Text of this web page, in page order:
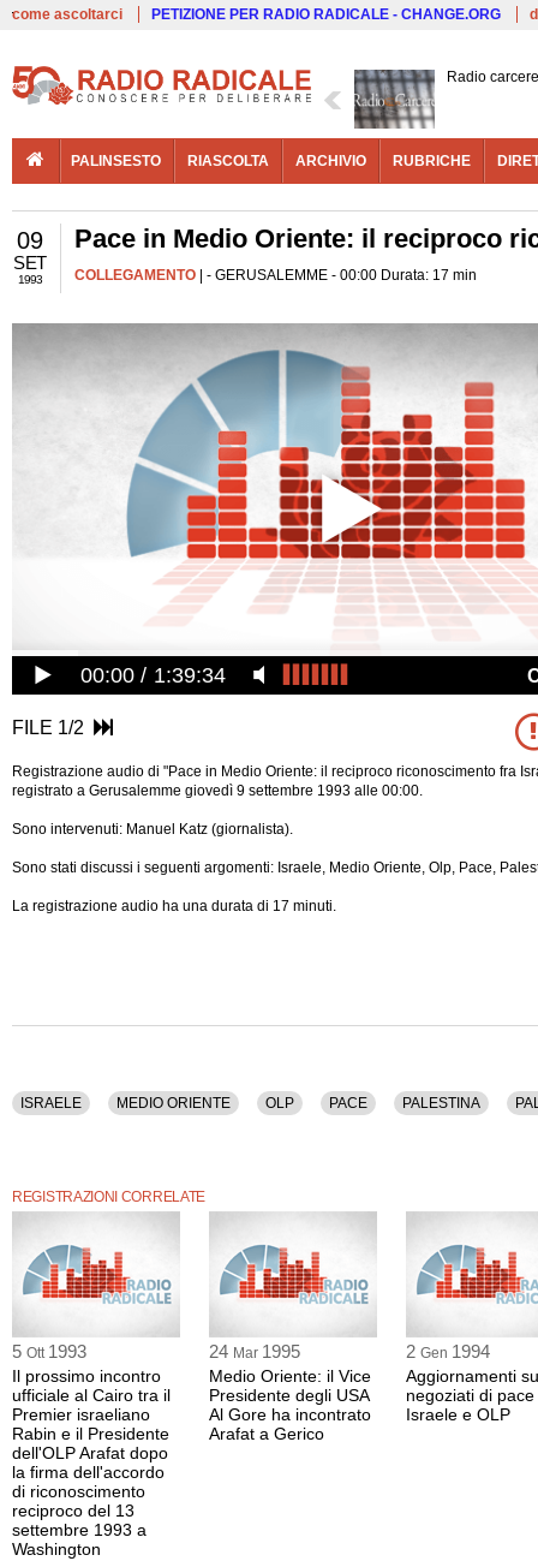
come ascoltarci PETIZIONE PER RADIO RADICALE - CHANGE.ORG
Radio carcere
PALINSESTO RIASCOLTA ARCHIVIO RUBRICHE
09
SET
1993
Pace in Medio Oriente: il reciproco
COLLEGAMENTO | - GERUSALEMME - 00:00 Durata: 17 min
00:00 1:39:34
FILE 1/2
Registrazione audio di "Pace in Medio Oriente: il reciproco riconoscimento fra
registrato a Gerusalemme giovedì 9 settembre 1993 alle 00:00.
Sono intervenuti: Manuel Katz (giornalista).
Sono stati discussi i seguenti argomenti: Israele, Medio Oriente, Olp, Pace,
La registrazione audio ha una durata di 17 minuti.
ISRAELE MEDIO ORIENTE OLP PACE PALESTINA
REGISTRAZIONI CORRELATE
5 Ott 1993
Il prossimo incontro
ufficiale al Cairo tra il
Premier israeliano
Rabin e il Presidente
dell'OLP Arafat dopo
la firma dell'accordo
di riconoscimento
reciproco del 13
settembre 1993 a
Washington
24 Mar 1995
Medio Oriente: il Vice
Presidente degli USA
Al Gore ha incontrato
Arafat a Gerico
2 Gen 1994
Aggiornamenti
negoziati di
Israele e OLP